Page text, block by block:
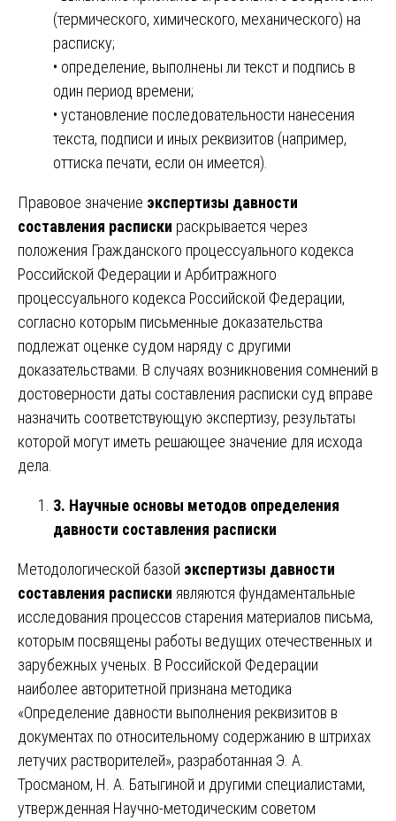
(термического, химического, механического) на
расписку;
• определение, выполнены ли текст и подпись в
один период времени;
• установление последовательности нанесения
текста, подписи и иных реквизитов (например,
оттиска печати, если он имеется).
Правовое значение экспертизы давности
составления расписки раскрывается через
положения Гражданского процессуального кодекса
Российской Федерации и Арбитражного
процессуального кодекса Российской Федерации,
согласно которым письменные доказательства
подлежат оценке судом наряду с другими
доказательствами. В случаях возникновения сомнений в
достоверности даты составления расписки суд вправе
назначить соответствующую экспертизу, результаты
которой могут иметь решающее значение для исхода
дела.
3. Научные основы методов определения
давности составления расписки
Методологической базой экспертизы давности
составления расписки являются фундаментальные
исследования процессов старения материалов письма,
которым посвящены работы ведущих отечественных и
зарубежных ученых. В Российской Федерации
наиболее авторитетной признана методика
«Определение давности выполнения реквизитов в
документах по относительному содержанию в штрихах
летучих растворителей», разработанная Э. А.
Тросманом, Н. А. Батыгиной и другими специалистами,
утвержденная Научно-методическим советом